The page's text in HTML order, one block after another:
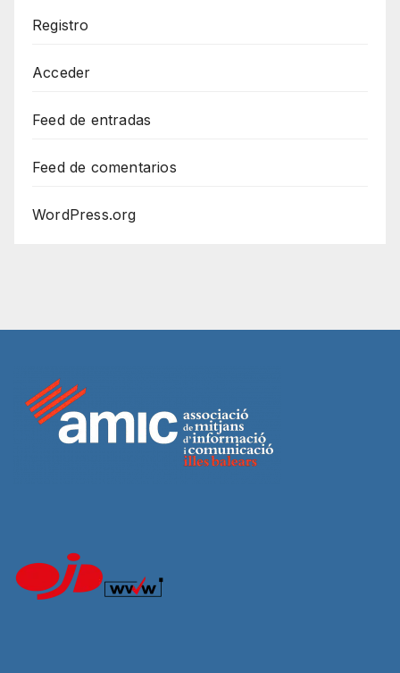
Registro
Acceder
Feed de entradas
Feed de comentarios
WordPress.org